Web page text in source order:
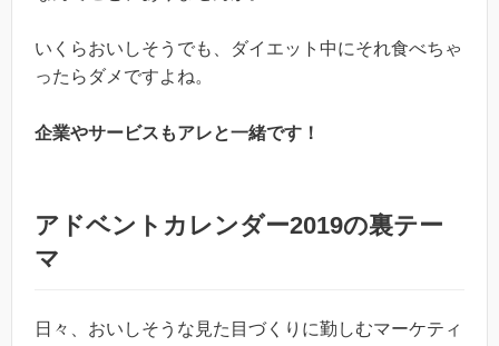
いくらおいしそうでも、ダイエット中にそれ食べちゃ
ったらダメですよね。
企業やサービスもアレと一緒です！
アドベントカレンダー2019の裏テー
マ
日々、おいしそうな見た目づくりに勤しむマーケティ